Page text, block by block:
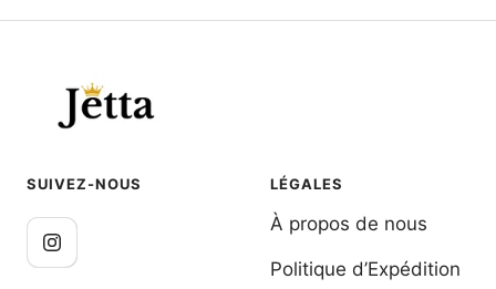
SUIVEZ-NOUS LÉGALES
À propos de nous
Politique d’Expédition